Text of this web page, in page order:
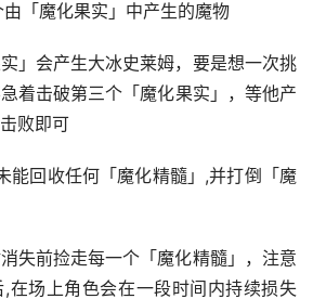
「魔化果实」中产生的魔物
」会产生大冰史莱姆，要是想一次挑
着击破第三个「魔化果实」，等他产
败即可
能回收任何「魔化精髓」,并打倒「魔
失前捡走每一个「魔化精髓」，注意
在场上角色会在一段时间内持续损失